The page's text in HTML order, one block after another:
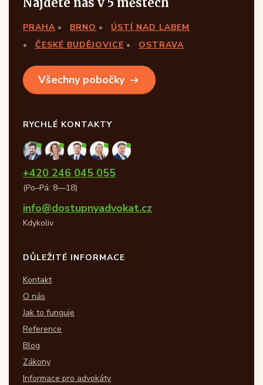
PRAHA BRNO
ÚSTÍ NAD LABEM
ČESKÉ BUDĚJOVICE
OSTRAVA
Všechny pobočky
RYCHLÉ KONTAKTY
+420 246 045 055
(Po–Pá: 8—18)
info@dostupnyadvokat.cz
Kdykoliv
DŮLEŽITÉ INFORMACE
Kontakt
O nás
Jak to funguje
Reference
Blog
Zákony
Informace pro advokáty